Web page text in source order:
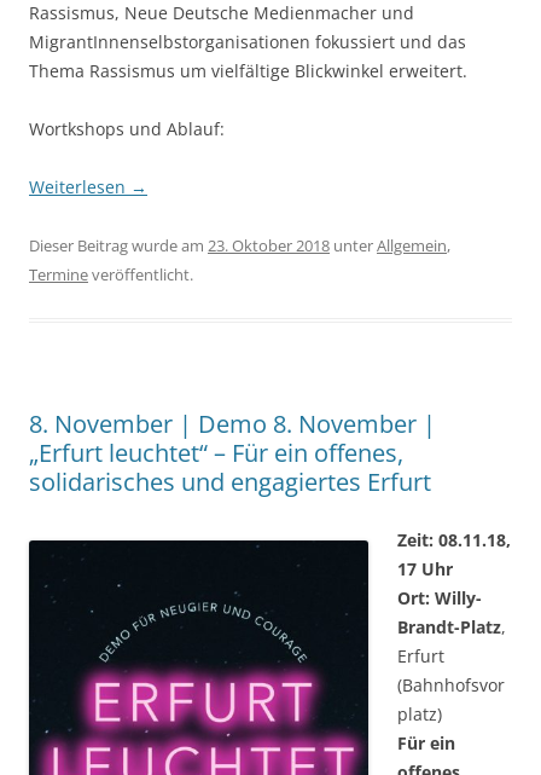
Rassismus, Neue Deutsche Medienmacher und
MigrantInnenselbstorganisationen fokussiert und das
Thema Rassismus um vielfältige Blickwinkel erweitert.
Wortkshops und Ablauf:
Weiterlesen →
Dieser Beitrag wurde am 23. Oktober 2018 unterAllgemein,
Termineveröffentlicht.
8. November | Demo 8. November |
„Erfurt leuchtet“ – Für ein offenes,
solidarisches und engagiertes Erfurt
Zeit: 08.11.18,
17 Uhr
Ort: Willy-
Brandt-Platz,
Erfurt
(Bahnhofsvor
platz)
Für ein